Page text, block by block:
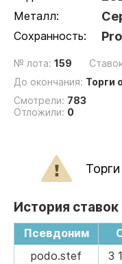
Металл:
Сохранность:
№ лота: 159
До окончания: Торги
Смотрели: 783
Отложили: 0
История ставок
Псевдоним
podo.stef
3